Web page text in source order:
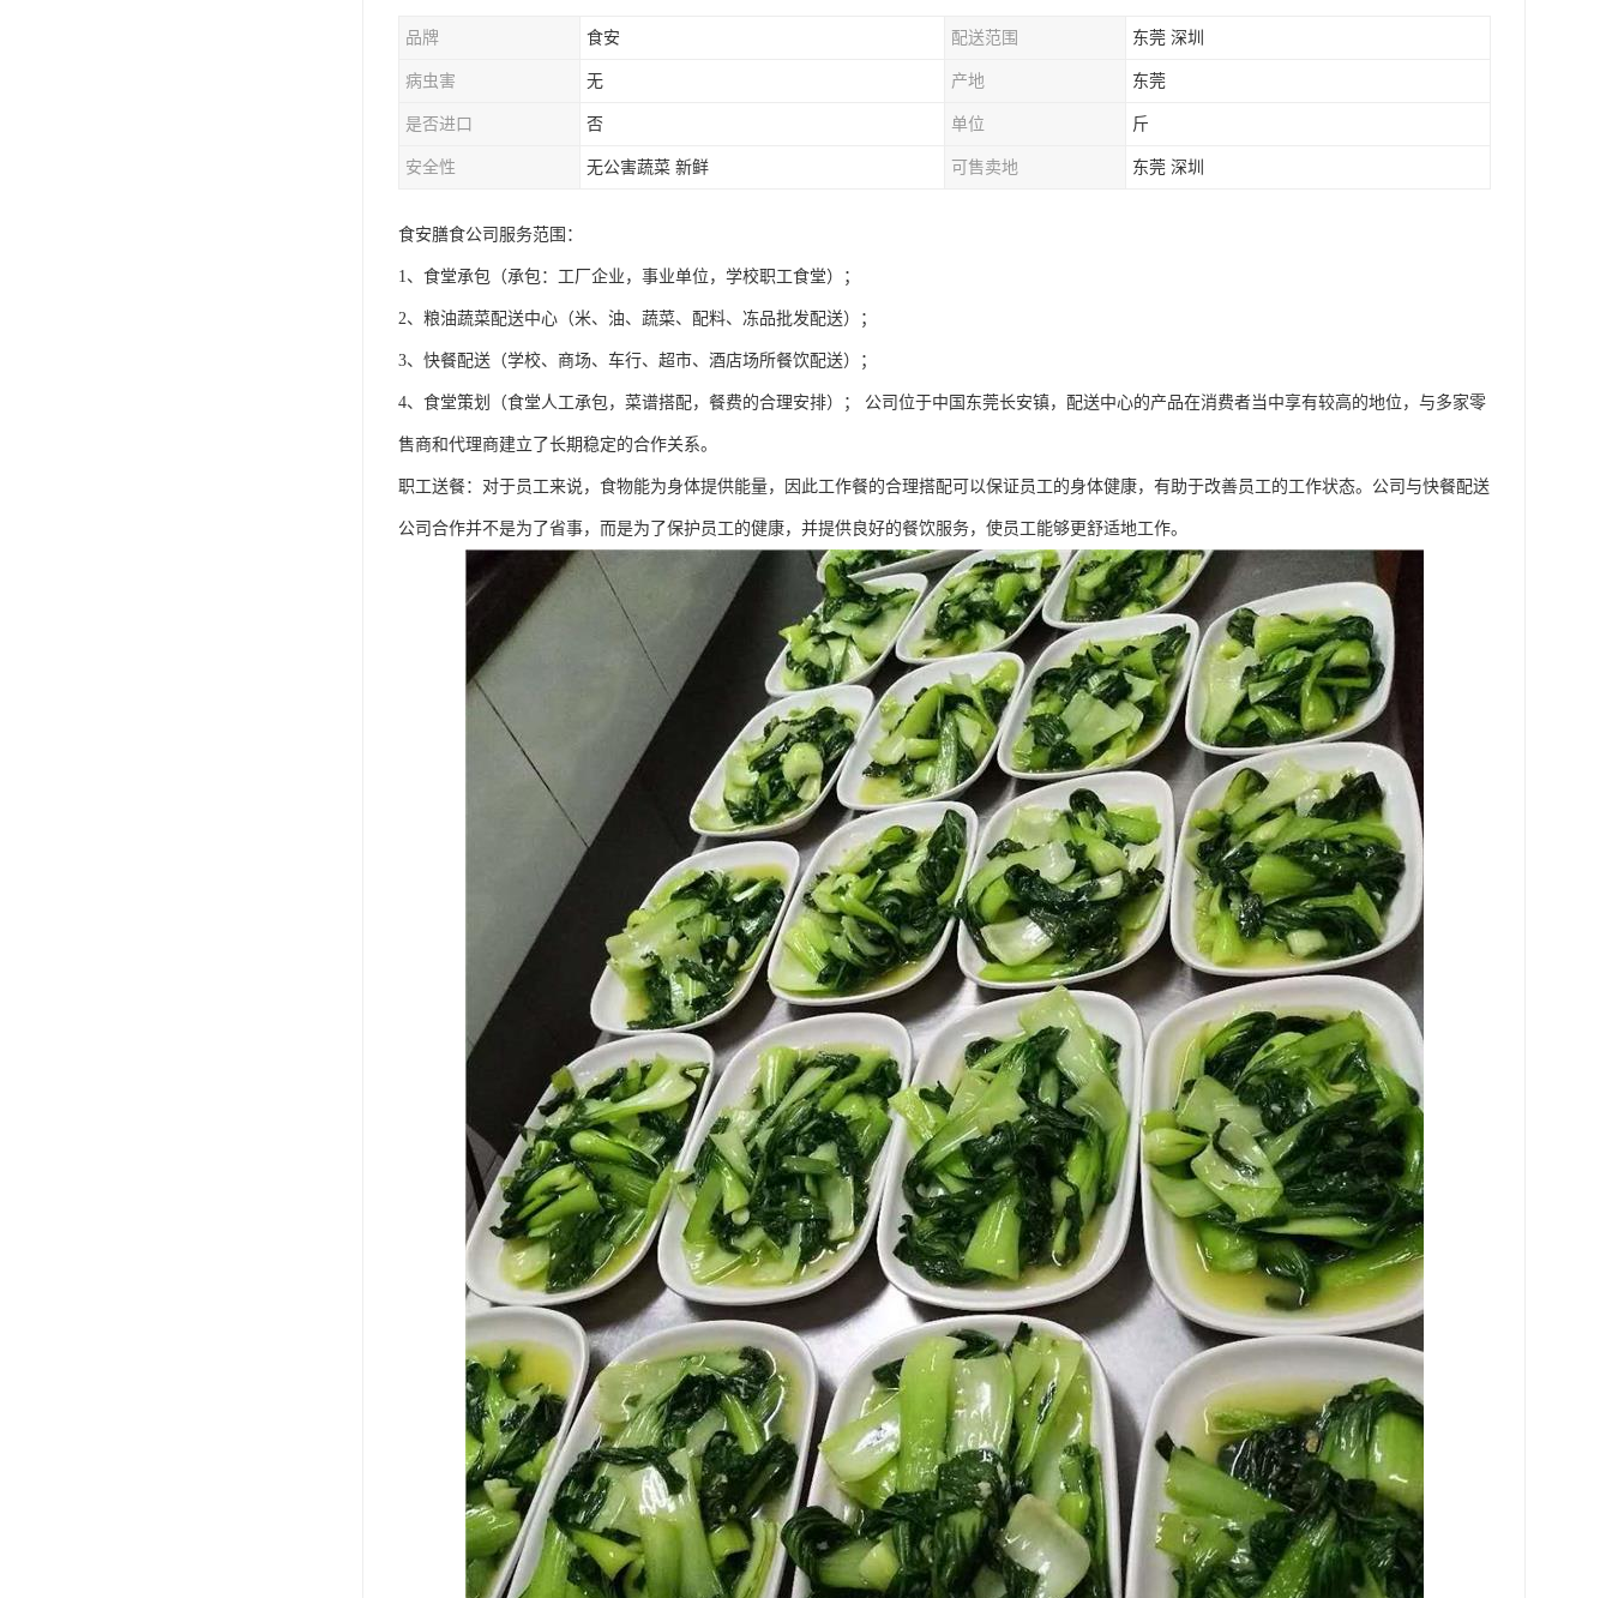
品牌 食安 配送范围 东莞 深圳
病虫害 无 产地 东莞
是否进口 否 单位 斤
安全性 无公害蔬菜 新鲜 可售卖地 东莞 深圳
食安膳食公司服务范围：
1、食堂承包（承包：工厂企业，事业单位，学校职工食堂）；
2、粮油蔬菜配送中心（米、油、蔬菜、配料、冻品批发配送）；
3、快餐配送（学校、商场、车行、超市、酒店场所餐饮配送）；
4、食堂策划（食堂人工承包，菜谱搭配，餐费的合理安排）； 公司位于中国东莞长安镇，配送中心的产品在消费者当中享有较高的地位，与多家零
售商和代理商建立了长期稳定的合作关系。
职工送餐：对于员工来说，食物能为身体提供能量，因此工作餐的合理搭配可以保证员工的身体健康，有助于改善员工的工作状态。公司与快餐配送
公司合作并不是为了省事，而是为了保护员工的健康，并提供良好的餐饮服务，使员工能够更舒适地工作。